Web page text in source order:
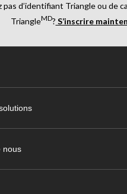
pas d’identifiant Triangle ou de
TriangleMD? S’inscrire
nous